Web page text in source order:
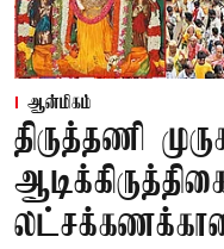
ஆன்மிகம்
திருத்தணி